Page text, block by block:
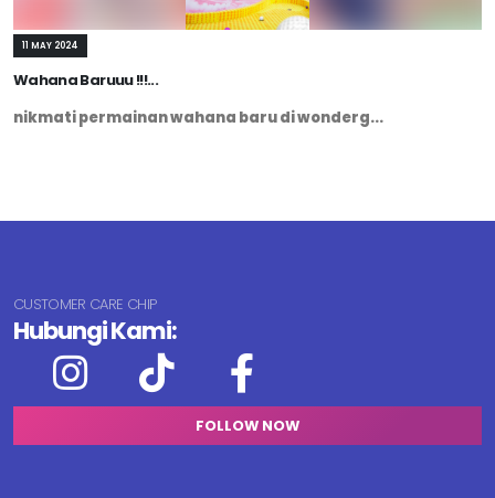
11 MAY 2024
Wahana Baruuu !!!...
nikmati permainan wahana baru di wonderg...
CUSTOMER CARE CHIP
Hubungi Kami:
FOLLOW NOW